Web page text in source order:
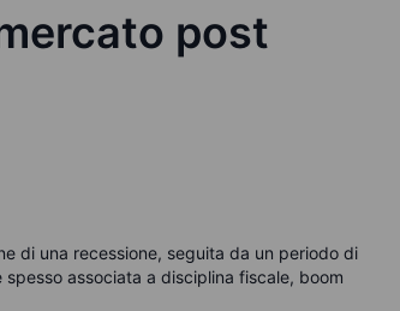
post
di una recessione, seguita da un periodo di
associata a disciplina fiscale, boom